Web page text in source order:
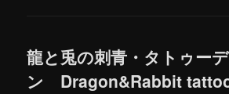
龍と兎の刺青・タトゥー
ン Dragon&Rabbit